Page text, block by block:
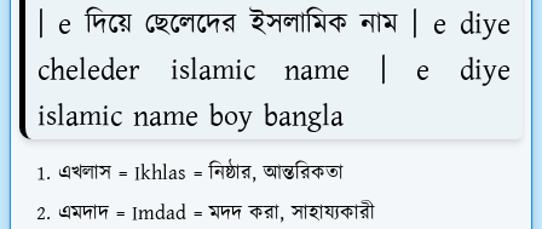
| e দিয়ে ছেলেদের ইসলামিক নাম | e diye
cheleder islamic name | e diye
islamic name boy bangla
এখলাস = Ikhlas = নিষ্ঠার, আন্তরিকতা
এমদাদ = Imdad = মদদ করা, সাহায্যকারী